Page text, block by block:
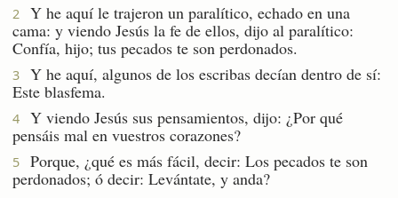
2
Y he aquí le trajeron un paralítico, echado en una
cama: y viendo Jesús la fe de ellos, dijo al paralítico:
Confía, hijo; tus pecados te son perdonados.
3
Y he aquí, algunos de los escribas decían dentro de sí:
Este blasfema.
4
Y viendo Jesús sus pensamientos, dijo: ¿Por qué
pensáis mal en vuestros corazones?
5
Porque, ¿qué es más fácil, decir: Los pecados te son
perdonados; ó decir: Levántate, y anda?